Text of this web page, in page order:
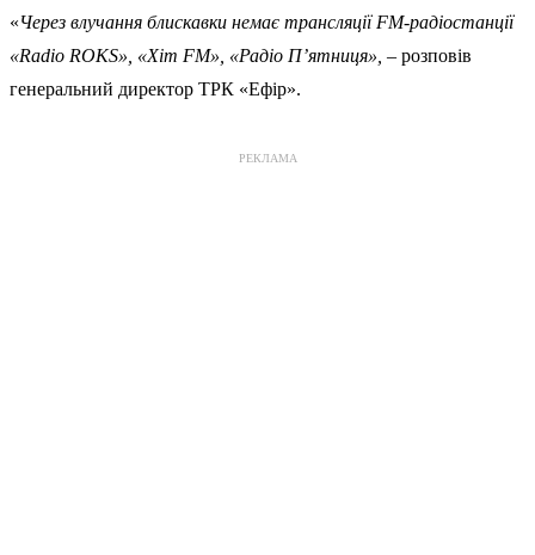
«Через влучання блискавки немає трансляції FM-радіостанції
«Radio ROKS», «Хіт FM», «Радіо П’ятниця», – розповів
генеральний директор ТРК «Ефір».
РЕКЛАМА